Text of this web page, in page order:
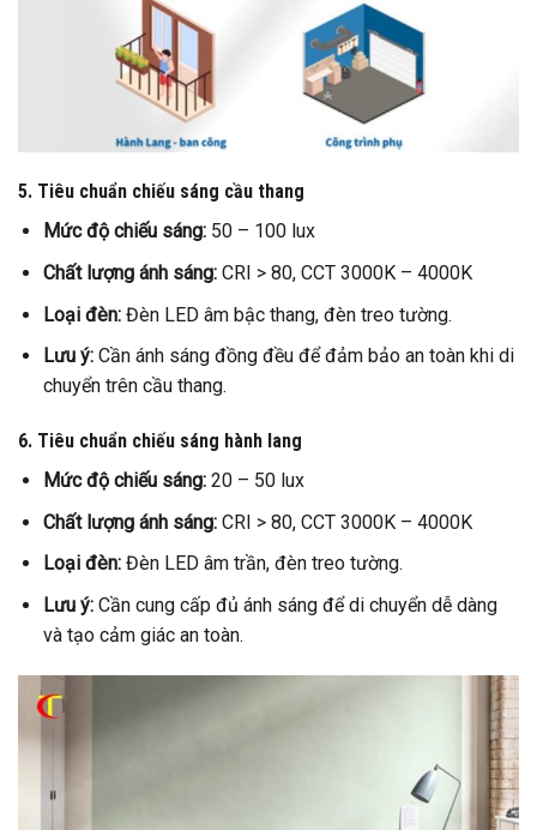
5. Tiêu chuẩn chiếu sáng cầu thang
Mức độ chiếu sáng: 50 – 100 lux
Chất lượng ánh sáng:CRI > 80, CCT 3000K – 4000K
Loại đèn:Đèn LED âm bậc thang, đèn treo tường.
Lưu ý:Cần ánh sáng đồng đều để đảm bảo an toàn khi di
chuyển trên cầu thang.
6. Tiêu chuẩn chiếu sáng hành lang
Mức độ chiếu sáng: 20 – 50 lux
Chất lượng ánh sáng: CRI > 80, CCT 3000K – 4000K
Loại đèn: Đèn LED âm trần, đèn treo tường.
Lưu ý: Cần cung cấp đủ ánh sáng để di chuyển dễ dàng
và tạo cảm giác an toàn.